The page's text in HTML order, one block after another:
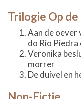
Trilogie Op
Aan de oever
do Rio Piedra
Veronika
morrer
De duivel en